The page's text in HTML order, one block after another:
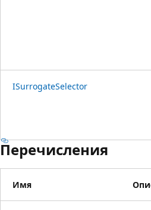
ISurrogateSelector
Перечисления
Имя